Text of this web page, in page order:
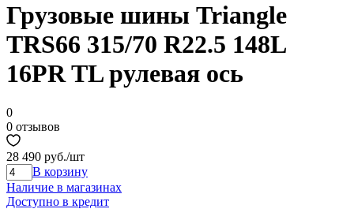
Грузовые шины Triangle
TRS66 315/70 R22.5 148L
16PR TL рулевая ось
0
0 отзывов
28 490 руб./шт
В корзину
Наличие в магазинах
Доступно в кредит